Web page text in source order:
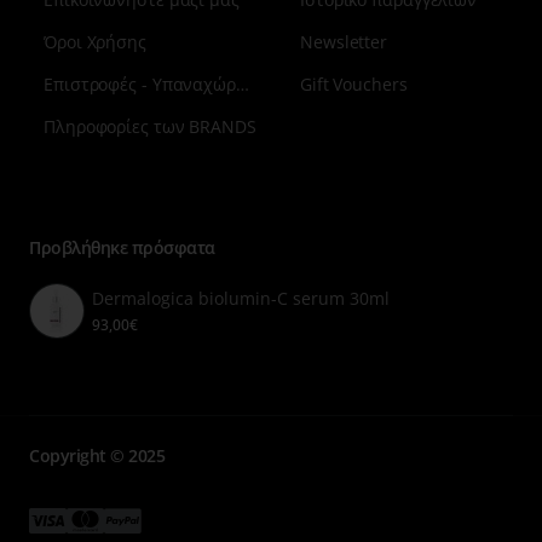
7
Όροι Χρήσης
Επιστροφές - Υπαναχώρηση
Πληροφορίες των BRANDS
Newsletter
Gift Vouchers
Προβλήθηκε πρόσφατα
Dermalogica biolumin-C serum 30ml
93,00€
Copyright © 2025